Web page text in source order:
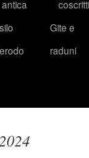
antica
coscritti
Gite e
raduni